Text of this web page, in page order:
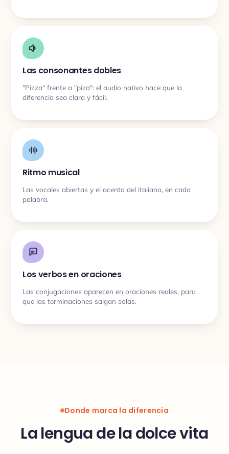
Las consonantes dobles
"Pizza" frente a "piza": el audio nativo hace que la
diferencia sea clara y fácil.
Ritmo musical
Las vocales abiertas y el acento del italiano, en cada
palabra.
Los verbos en oraciones
Las conjugaciones aparecen en oraciones reales, para
que las terminaciones salgan solas.
Donde marca la diferencia
La lengua de la dolce vita